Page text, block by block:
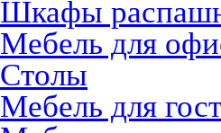
Шкафы
Мебель для
Столы
Мебель для